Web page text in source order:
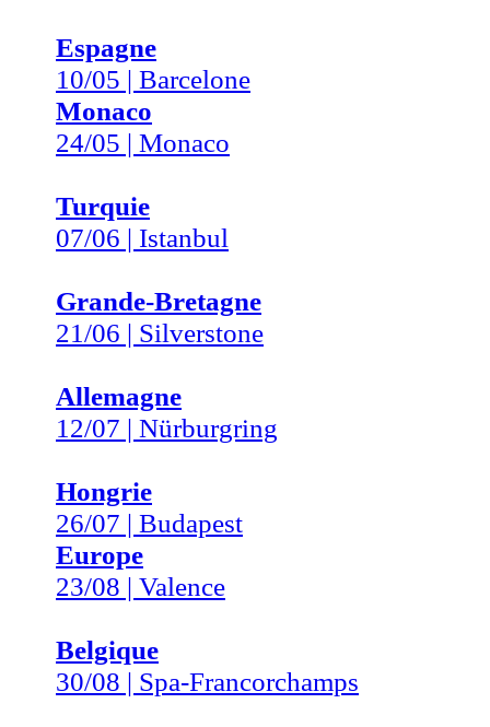
Espagne
10/05 | Barcelone
Monaco
24/05 | Monaco
Turquie
07/06 | Istanbul
Grande-Bretagne
21/06 | Silverstone
Allemagne
12/07 | Nürburgring
Hongrie
26/07 | Budapest
Europe
23/08 | Valence
Belgique
30/08 | Spa-Francorchamps